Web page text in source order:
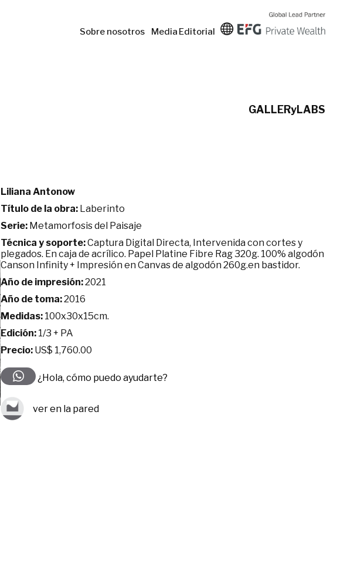
Sobre nosotros Media Editorial
GALLERyLABS
Liliana Antonow
Título de la obra: Laberinto
Serie: Metamorfosis del Paisaje
Técnica y soporte:Captura Digital Directa, Intervenida con cortes y
plegados. En caja de acrílico. Papel Platine Fibre Rag 320g. 100% algodón
Canson Infinity + Impresión en Canvas de algodón 260g.en bastidor.
Año de impresión:2021
Año de toma:2016
Medidas: 100x30x15cm.
Edición: 1/3 + PA
Precio: US$ 1,760.00
¿Hola, cómo puedo ayudarte?
ver en la pared